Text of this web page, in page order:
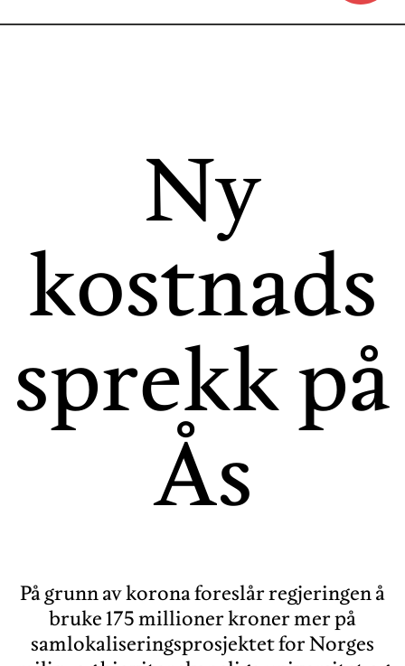
Ny
kostnads
sprekk på
Ås
På grunn av korona foreslår regjeringen å
bruke 175 millioner kroner mer på
samlokaliseringsprosjektet for Norges